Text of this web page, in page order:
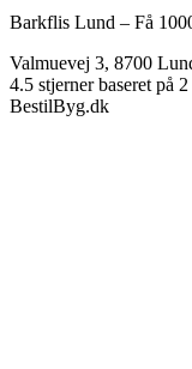
Barkflis Lund – Få
Valmuevej 3, 8700
4.5 stjerner baseret på 2
BestilByg.dk